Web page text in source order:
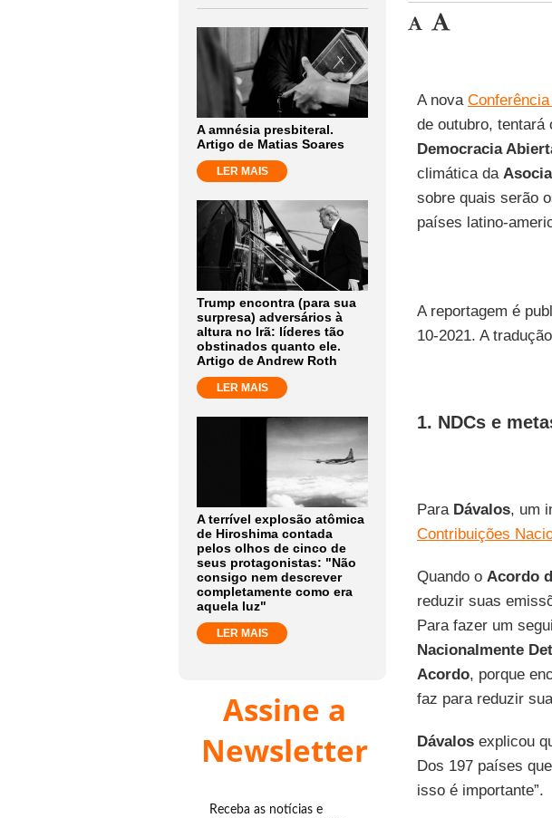
A amnésia presbiteral.
Artigo de Matias Soares
LER MAIS
Trump encontra (para sua
surpresa) adversários à
altura no Irã: líderes tão
obstinados quanto ele.
Artigo de Andrew Roth
LER MAIS
A terrível explosão atômica
de Hiroshima contada
pelos olhos de cinco de
seus protagonistas: "Não
consigo nem descrever
completamente como era
aquela luz"
LER MAIS
Assine a
Newsletter
Receba as notícias e
A nova
de outubro, tentará
Democracia
climática da
sobre quais serão
países latino-
A reportagem é
10-2021. A
1. NDCs e
Para Dávalos, um
Contribuições
Quando o Acordo
reduzir suas
Para fazer um
Nacionalmente
Acordo, porque
faz para reduzir
Dávalosexplicou
Dos 197 países
isso é importante”.